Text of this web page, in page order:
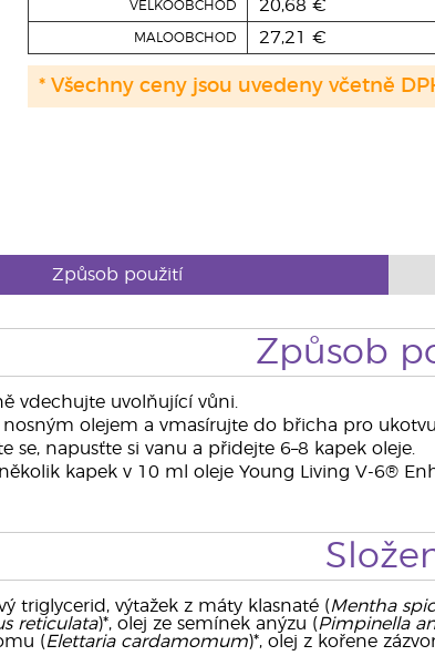
VELKOOBCHOD 20,68 €
MALOOBCHOD 27,21 €
* Všechny ceny jsou uvedeny včetně
Způsob použití
Způsob
vdechujte uvolňující vůni.
olejem a vmasírujte do břicha pro
se, napusťte si vanu a přidejte 6–8 kapek oleje.
kapek v 10 ml oleje Young Living V-6®
triglycerid, výtažek z máty klasnaté (Mentha
reticulata)*, olej ze semínek anýzu (Pimpinella
(Elettaria cardamomum)*, olej z kořene